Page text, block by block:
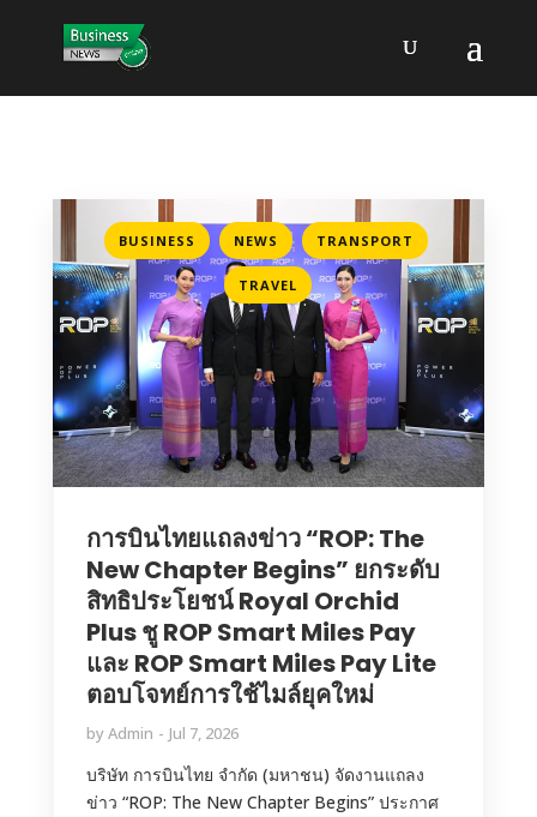
BUSINESS , NEWS , TRANSPORT ,
TRAVEL
การบินไทยแถลงข่าว “ROP: The
New Chapter Begins” ยกระดับ
สิทธิประโยชน์ Royal Orchid
Plus ชู ROP Smart Miles Pay
และ ROP Smart Miles Pay Lite
ตอบโจทย์การใช้ไมล์ยุคใหม่
byAdmin Jul 7, 2026
บริษัท การบินไทย จำกัด (มหาชน) จัดงานแถลง
ข่าว “ROP: The New Chapter Begins” ประกาศ